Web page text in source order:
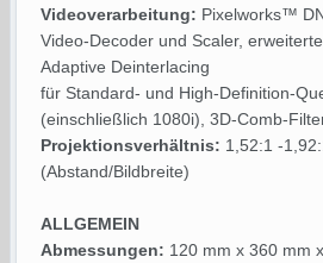
Videoverarbeitung: Pixelworks™
Video-Decoder und Scaler,
Adaptive Deinterlacing
für Standard- und High-Definition-
(einschließlich 1080i), 3D-Comb-
Projektionsverhältnis: 1,52:1 -
(Abstand/Bildbreite)
ALLGEMEIN
Abmessungen: 120 mm x 360 mm